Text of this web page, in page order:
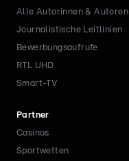
Alle Autorinnen & Autoren
Journalistische Leitlinien
Bewerbungsaufrufe
RTL UHD
Smart-TV
Partner
Casinos
Sportwetten